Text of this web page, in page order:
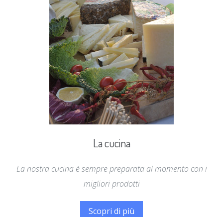
La cucina
La nostra cucina è sempre preparata al momento con i
migliori prodotti
Scopri di più